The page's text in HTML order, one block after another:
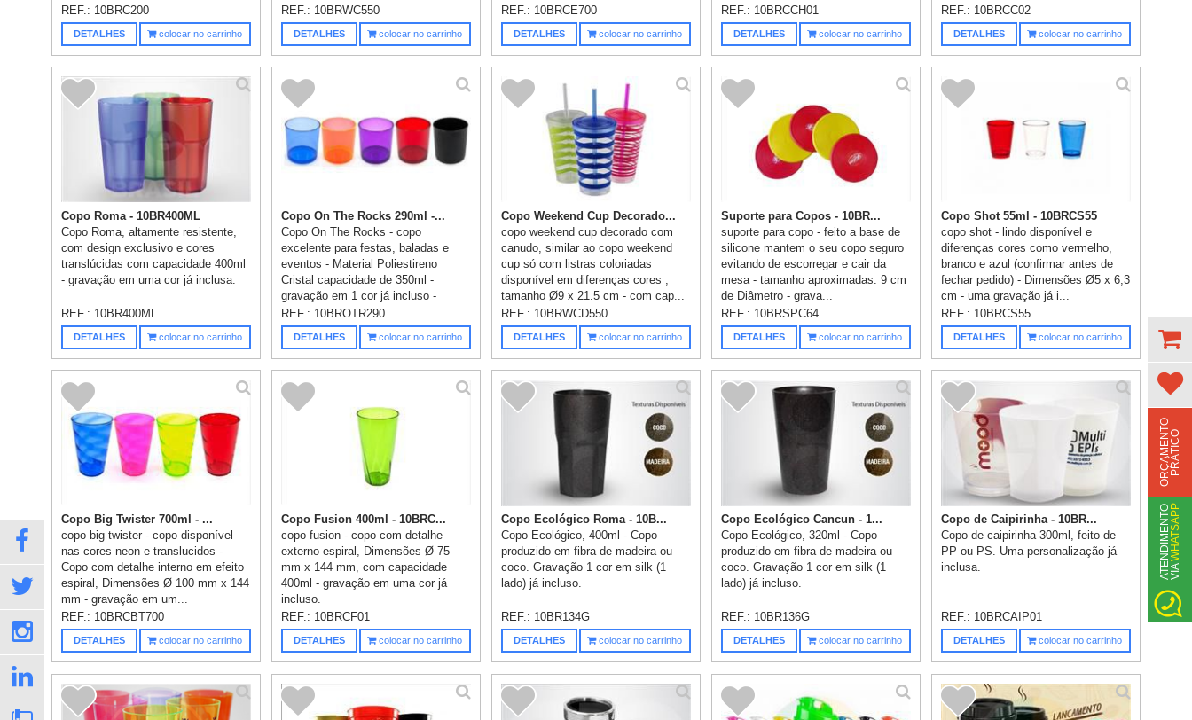
REF.: 10BRC200
DETALHES colocar no carrinho
REF.: 10BRWC550
DETALHES colocar no carrinho
REF.: 10BRCE700
DETALHES colocar no carrinho
REF.: 10BRCCH01
DETALHES colocar no carrinho
REF.: 10BRCC02
DETALHES colocar no carrinho
Copo Roma - 10BR400ML
Copo Roma, altamente resistente,
com design exclusivo e cores
translúcidas com capacidade 400ml
- gravação em uma cor já inclusa.
REF.: 10BR400ML
DETALHES colocar no carrinho
Copo On The Rocks 290ml -...
Copo On The Rocks - copo
excelente para festas, baladas e
eventos - Material Poliestireno
Cristal capacidade de 350ml -
gravação em 1 cor já incluso -
Cons...
REF.: 10BROTR290
DETALHES colocar no carrinho
Copo Weekend Cup Decorado...
copo weekend cup decorado com
canudo, similar ao copo weekend
cup só com listras coloriadas
disponível em diferenças cores ,
tamanho Ø9 x 21.5 cm - com cap...
REF.: 10BRWCD550
DETALHES colocar no carrinho
Suporte para Copos - 10BR...
suporte para copo - feito a base de
silicone mantem o seu copo seguro
evitando de escorregar e cair da
mesa - tamanho aproximadas: 9 cm
de Diâmetro - grava...
REF.: 10BRSPC64
DETALHES colocar no carrinho
Copo Shot 55ml - 10BRCS55
copo shot - lindo disponível e
diferenças cores como vermelho,
branco e azul (confirmar antes de
fechar pedido) - Dimensões Ø5 x 6,3
cm - uma gravação já i...
REF.: 10BRCS55
DETALHES colocar no carrinho
Copo Big Twister 700ml - ...
copo big twister - copo disponível
nas cores neon e translucidos -
Copo com detalhe interno em efeito
espiral, Dimensões Ø 100 mm x 144
mm - gravação em um...
REF.: 10BRCBT700
DETALHES colocar no carrinho
Copo Fusion 400ml - 10BRC...
copo fusion - copo com detalhe
externo espiral, Dimensões Ø 75
mm x 144 mm, com capacidade
400ml - gravação em uma cor já
incluso.
REF.: 10BRCF01
DETALHES colocar no carrinho
Copo Ecológico Roma - 10B...
Copo Ecológico, 400ml - Copo
produzido em fibra de madeira ou
coco. Gravação 1 cor em silk (1
lado) já incluso.
REF.: 10BR134G
DETALHES colocar no carrinho
Copo Ecológico Cancun - 1...
Copo Ecológico, 320ml - Copo
produzido em fibra de madeira ou
coco. Gravação 1 cor em silk (1
lado) já incluso.
REF.: 10BR136G
DETALHES colocar no carrinho
Copo de Caipirinha - 10BR...
Copo de caipirinha 300ml, feito de
PP ou PS. Uma personalização já
inclusa.
REF.: 10BRCAIP01
DETALHES colocar no carrinho
O
R
Ç
A
M
E
N
T
O
P
R
Á
T
I
CO
A
TE
N
D
I
M
E
N
T
O
V
I
AWHATSAPP